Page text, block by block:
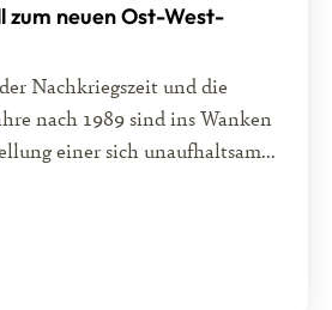
zum neuen Ost-West-
Nachkriegszeit und die
nach 1989 sind ins Wanken
einer sich unaufhaltsam...